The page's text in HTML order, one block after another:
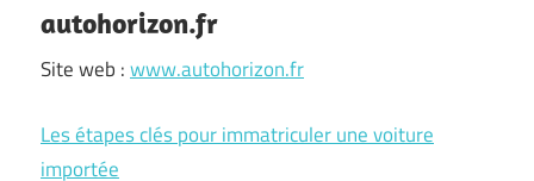
autohorizon.fr
Site web :www.autohorizon.fr
Les étapes clés pour immatriculer une voiture
importée